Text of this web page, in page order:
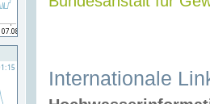
Internationale